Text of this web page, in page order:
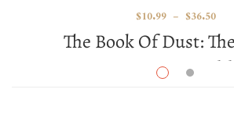
The Book Of Dust:
Commonwealth
$10.99 – $36.50